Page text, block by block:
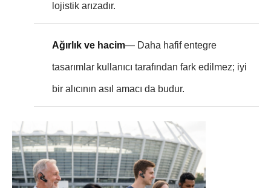
lojistik arızadır.
Ağırlık ve hacim— Daha hafif entegre
tasarımlar kullanıcı tarafından fark edilmez; iyi
bir alıcının asıl amacı da budur.